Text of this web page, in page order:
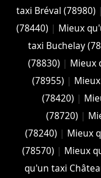
taxi Bréval (78980) |
(78440) | Mieux
taxi Buchelay
(78830) | Mieux
(78955) |
(78420) |
(78720) |
(78240) | Mieux
(78570) | Mieux
qu'un taxi